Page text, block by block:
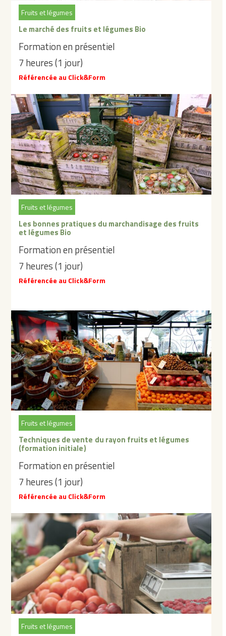
Fruits et légumes
Le marché des fruits et légumes Bio
Formation en présentiel
7 heures (1 jour)
Référencée au Click&Form
Fruits et légumes
Les bonnes pratiques du marchandisage des fruits
et légumes Bio
Formation en présentiel
7 heures (1 jour)
Référencée au Click&Form
Fruits et légumes
Techniques de vente du rayon fruits et légumes
(formation initiale)
Formation en présentiel
7 heures (1 jour)
Référencée au Click&Form
Fruits et légumes